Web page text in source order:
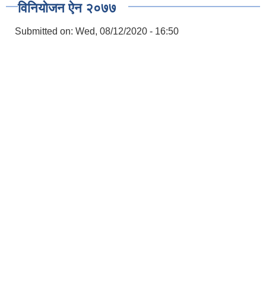
विनियाेजन ऐन २०७७
Submitted on: Wed, 08/12/2020 - 16:50